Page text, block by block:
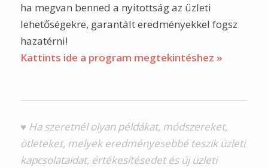
ha megvan benned a nyitottság az üzleti
lehetőségekre, garantált eredményekkel fogsz
hazatérni!
Kattints ide a program megtekintéshez »
♥ Ha szeretnél olyan példákat, módszereket,
ötleteket, melyek eredményesebbé teszik üzleti
kapcsolataidat, értékesítésedet és új üzleti